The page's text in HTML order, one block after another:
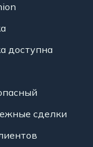
доступна
сделки